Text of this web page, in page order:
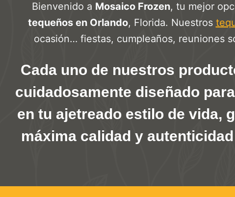
Bienvenido a Mosaico Frozen, tu mejor
tequeños en Orlando, Florida. Nuestros
ocasión… fiestas, cumpleaños, reuniones
Cada uno de nuestros
cuidadosamente diseñado
en tu ajetreado estilo de vida,
máxima calidad y